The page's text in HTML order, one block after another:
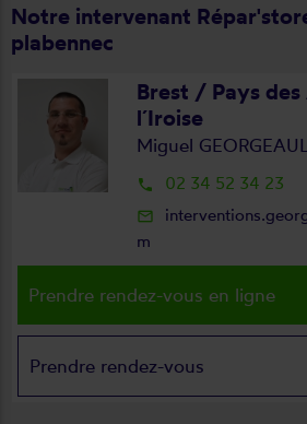
Notre intervenant
plabennec
Brest / Pays
l´Iroise
Miguel
local_phone 02 34 52 34 23
mail_outline
m
Prendre rendez-vous en ligne
Prendre rendez-vous